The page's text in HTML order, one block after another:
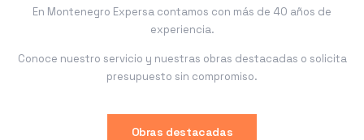
En Montenegro Expersa contamos con más de 40 años de
experiencia.
Conoce nuestro servicio y nuestras obras destacadas o solicita
presupuesto sin compromiso.
Obras destacadas